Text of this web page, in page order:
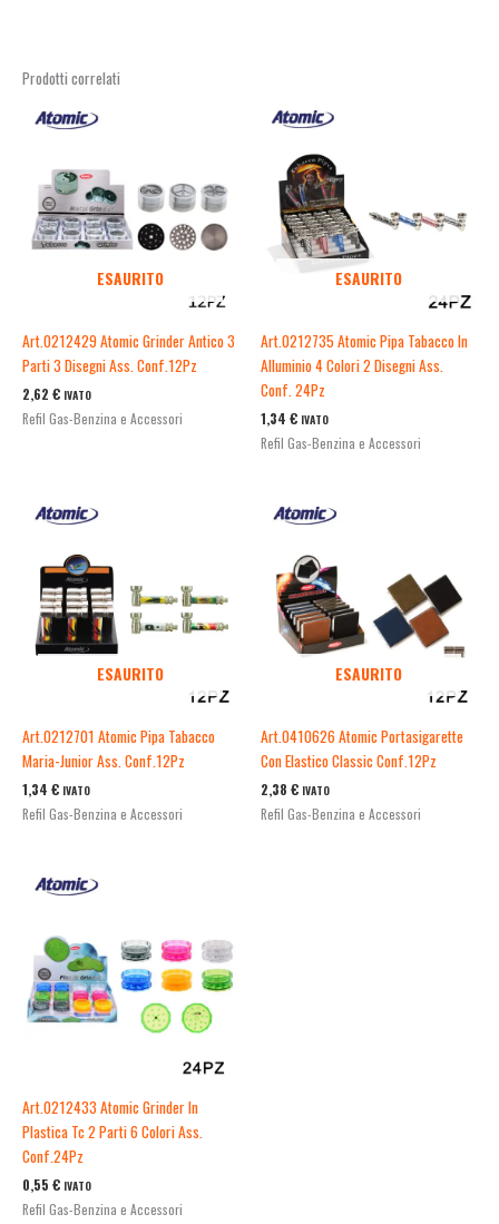
Prodotti correlati
ESAURITO
Art.0212429 Atomic Grinder Antico 3
Parti 3 Disegni Ass. Conf.12Pz
2,62 € IVATO
Refil Gas-Benzina e Accessori
ESAURITO
Art.0212735 Atomic Pipa Tabacco In
Alluminio 4 Colori 2 Disegni Ass.
Conf. 24Pz
1,34 € IVATO
Refil Gas-Benzina e Accessori
ESAURITO
Art.0212701 Atomic Pipa Tabacco
Maria-Junior Ass. Conf.12Pz
1,34 € IVATO
Refil Gas-Benzina e Accessori
ESAURITO
Art.0410626 Atomic Portasigarette
Con Elastico Classic Conf.12Pz
2,38 € IVATO
Refil Gas-Benzina e Accessori
Art.0212433 Atomic Grinder In
Plastica Tc 2 Parti 6 Colori Ass.
Conf.24Pz
0,55 € IVATO
Refil Gas-Benzina e Accessori